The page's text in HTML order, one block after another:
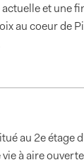
et une
au coeur de
au 2e étage
à aire